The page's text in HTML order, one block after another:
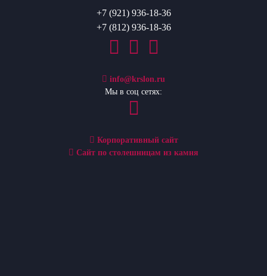
+7 (921) 936-18-36
+7 (812) 936-18-36
info@krslon.ru
Мы в соц сетях:
Корпоративный сайт
Сайт по столешницам из камня